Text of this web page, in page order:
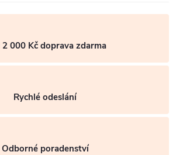
2 000 Kč doprava zdarma
Rychlé odeslání
Odborné poradenství